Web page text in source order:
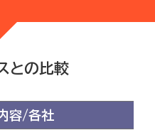
との比較
容/各社